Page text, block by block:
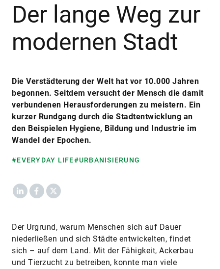
Der lange Weg zur
modernen Stadt
Die Verstädterung der Welt hat vor 10.000 Jahren
begonnen. Seitdem versucht der Mensch die damit
verbundenen Herausforderungen zu meistern. Ein
kurzer Rundgang durch die Stadtentwicklung an
den Beispielen Hygiene, Bildung und Industrie im
Wandel der Epochen.
#EVERYDAY LIFE#URBANISIERUNG
LinkedInFacebook
X
Der Urgrund, warum Menschen sich auf Dauer
niederließen und sich Städte entwickelten, findet
sich – auf dem Land. Mit der Fähigkeit, Ackerbau
und Tierzucht zu betreiben, konnte man viele